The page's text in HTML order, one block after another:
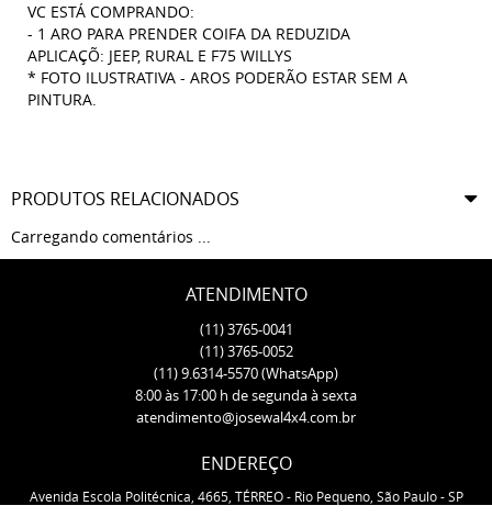
VC ESTÁ COMPRANDO:
- 1 ARO PARA PRENDER COIFA DA REDUZIDA
APLICAÇÕ: JEEP, RURAL E F75 WILLYS
* FOTO ILUSTRATIVA - AROS PODERÃO ESTAR SEM A
PINTURA.
PRODUTOS RELACIONADOS
Carregando comentários ...
ATENDIMENTO
(11)3765-0041
(11)3765-0052
(11)9.6314-5570(WhatsApp)
8:00 às 17:00 h de segunda à sexta
atendimento@josewal4x4.com.br
ENDEREÇO
Avenida Escola Politécnica, 4665, TÉRREO- Rio Pequeno, São Paulo-SP